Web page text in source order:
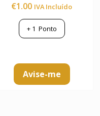
€1.00 IVA Incluído
+ 1 Ponto
Avise-me